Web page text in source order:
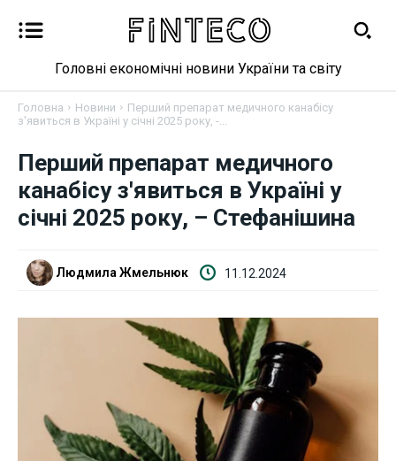
Новини
Бізнес
Криптовалюта
Робота і освіта
Публікації
Головні економічні новини України та світу
Головна Новини
Перший препарат медичного канабісу
з'явиться в Україні у січні 2025 року, -...
Перший препарат медичного
канабісу з'явиться в Україні у
січні 2025 року, – Стефанішина
Людмила Жмельнюк 11.12.2024